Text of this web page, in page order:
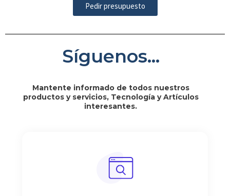
Pedir presupuesto
Síguenos...
Mantente informado de todos nuestros
productos y servicios, Tecnología y Artículos
interesantes.